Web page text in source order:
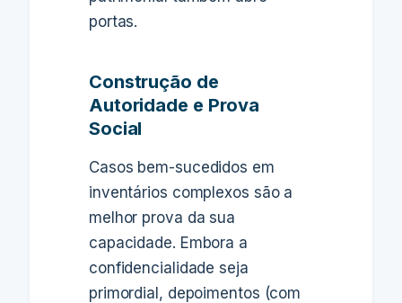
portas.
Construção de
Autoridade e Prova
Social
Casos bem-sucedidos em
inventários complexos são a
melhor prova da sua
capacidade. Embora a
confidencialidade seja
primordial, depoimentos (com